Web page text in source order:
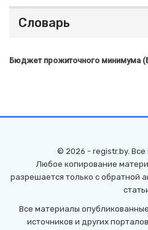
Словарь
Бюджет прожиточного минимума
© 2026 - registr.by.
Любое копирование
разрешается только с обратной
Все материалы
источников и других